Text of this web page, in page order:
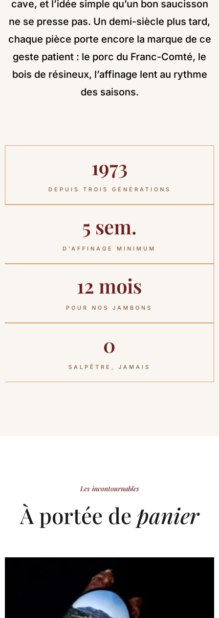
cave, et l’idée simple qu’un bon saucisson
ne se presse pas. Un demi-siècle plus tard,
chaque pièce porte encore la marque de ce
geste patient : le porc du Franc-Comté, le
bois de résineux, l’affinage lent au rythme
des saisons.
1973
DEPUIS TROIS GÉNÉRATIONS
5 sem.
D'AFFINAGE MINIMUM
12 mois
POUR NOS JAMBONS
0
SALPÊTRE, JAMAIS
Les incontournables
À portée de panier